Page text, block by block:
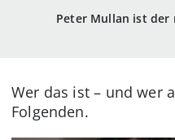
Peter Mullan ist der
Wer das ist – und wer
Folgenden.